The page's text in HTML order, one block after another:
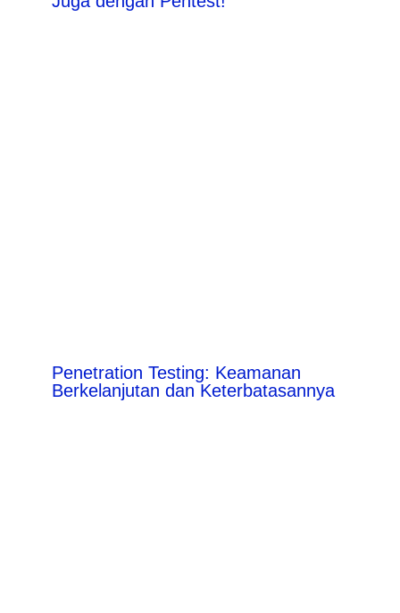
Penetration Testing: Keamanan
Berkelanjutan dan Keterbatasannya